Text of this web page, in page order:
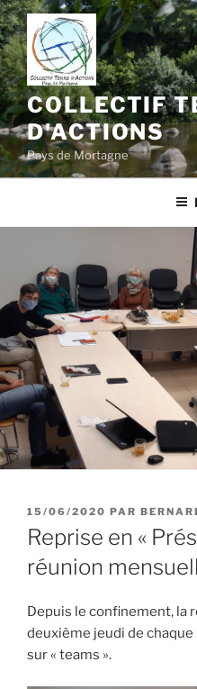
Aller
au
contenu
principal
COLLECTIF
D'ACTIONS
Pays de Mortagne
PUBLIÉ
LE
15/06/2020 PAR
Reprise en «
réunion
Depuis le confinement, la
deuxième jeudi de
sur « teams ».